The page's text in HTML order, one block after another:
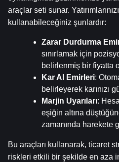
araçlar seti sunar.
kullanabileceğiniz şunlardır:
Zarar Durdurma
sınırlamak için
belirlenmiş bir fiyatta
Kar Al Emirleri:
belirleyerek karınızı
Marjin Uyarıları:
eşiğin altına
zamanında harekete
Bu araçları kullanarak, ticaret
riskleri etkili bir şekilde en aza